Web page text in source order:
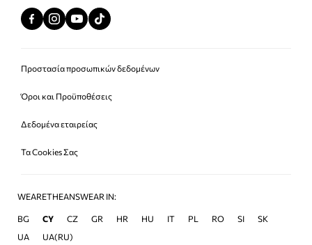
Προστασία προσωπικών δεδομένων
Όροι και Προϋποθέσεις
Δεδομένα εταιρείας
Τα Cookies Σας
WEARETHEANSWEAR IN:
BG CY CZ GR HR HU IT PL RO SI
SK
UA
UA(RU)